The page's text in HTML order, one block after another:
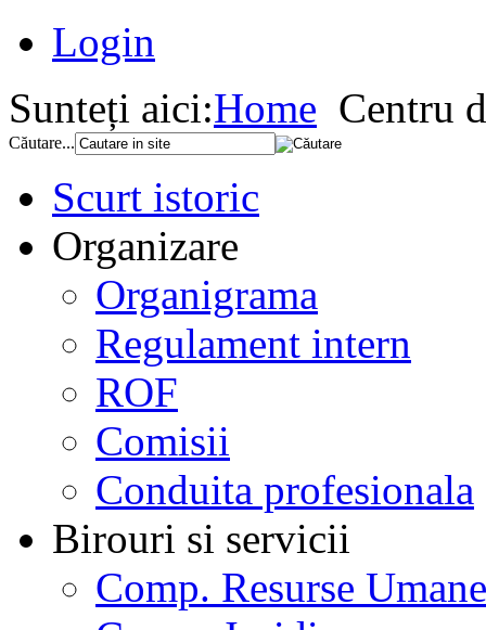
Login
Sunteți aici:Home Centru
Căutare...
Scurt istoric
Organizare
Organigrama
Regulament intern
ROF
Comisii
Conduita profesionala
Birouri si servicii
Comp. Resurse Umane